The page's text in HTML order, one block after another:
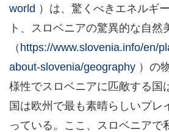
world ）は、驚くべきエネルギ
ト、スロベニアの驚異的な自然
（ https://www.slovenia.info/en/
about-slovenia/geography ）の
様性でスロベニアに匹敵する国
国は欧州で最も素晴らしいプレ
っている。ここ、スロベニアで